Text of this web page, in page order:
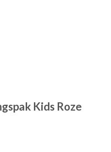
Kids Roze